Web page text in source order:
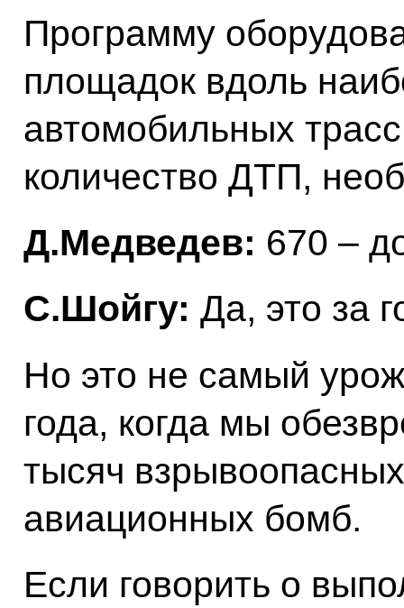
Программу
площадок вдоль
автомобильных
количество ДТП,
Д.Медведев: 670 –
С.Шойгу: Да, это за
Но это не самый
года, когда мы
тысяч
авиационных бомб.
Если говорить о